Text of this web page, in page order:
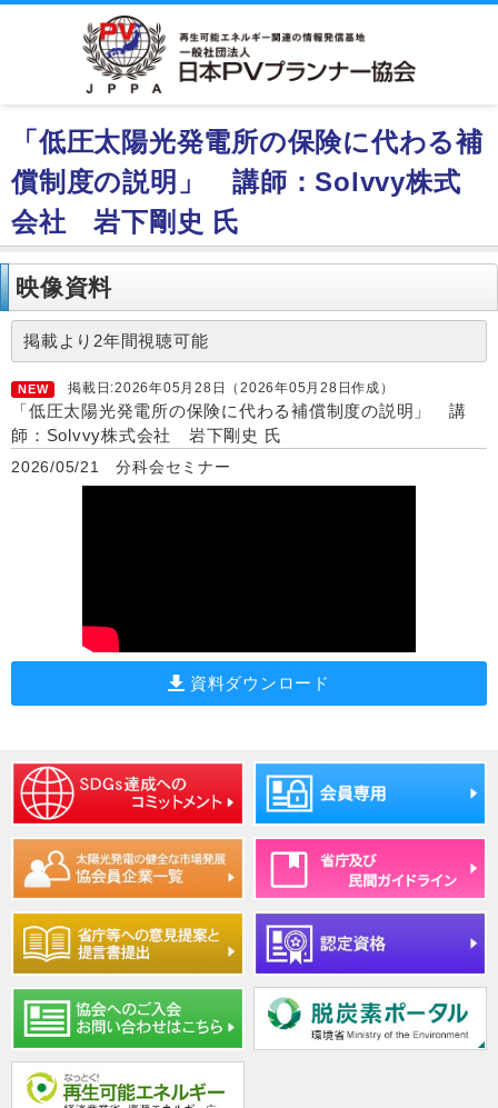
「低圧太陽光発電所の保険に代わる補
償制度の説明」 講師：Solvvy株式
会社 岩下剛史 氏
映像資料
掲載より2年間視聴可能
NEW 掲載日:2026年05月28日（2026年05月28日作成）
「低圧太陽光発電所の保険に代わる補償制度の説明」 講
師：Solvvy株式会社 岩下剛史 氏
2026/05/21 分科会セミナー
資料ダウンロード